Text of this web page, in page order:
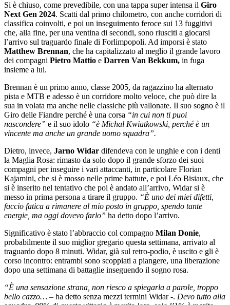
Si è chiuso, come prevedibile, con una tappa super intensa il Giro
Next Gen 2024. Scatti dal primo chilometro, con anche corridori di
classifica coinvolti, e poi un inseguimento feroce sui 13 fuggitivi
che, alla fine, per una ventina di secondi, sono riusciti a giocarsi
l’arrivo sul traguardo finale di Forlimpopoli. Ad imporsi è stato
Matthew Brennan, che ha capitalizzato al meglio il grande lavoro
dei compagni Pietro Mattio e Darren Van Bekkum, in fuga
insieme a lui.
Brennan è un primo anno, classe 2005, da ragazzino ha alternato
pista e MTB e adesso è un corridore molto veloce, che può dire la
sua in volata ma anche nelle classiche più vallonate. Il suo sogno è il
Giro delle Fiandre perché è una corsa “in cui non ti puoi
nascondere” e il suo idolo “è Michal Kwiatkowski, perché è un
vincente ma anche un grande uomo squadra”.
Dietro, invece, Jarno Widar difendeva con le unghie e con i denti
la Maglia Rosa: rimasto da solo dopo il grande sforzo dei suoi
compagni per inseguire i vari attaccanti, in particolare Florian
Kajamini, che si è mosso nelle prime battute, e poi Léo Bisiaux, che
si è inserito nel tentativo che poi è andato all’arrivo, Widar si è
messo in prima persona a tirare il gruppo. “È uno dei miei difetti,
faccio fatica a rimanere al mio posto in gruppo, spendo tante
energie, ma oggi dovevo farlo” ha detto dopo l’arrivo.
Significativo è stato l’abbraccio col compagno Milan Donie,
probabilmente il suo miglior gregario questa settimana, arrivato al
traguardo dopo 8 minuti. Widar, già sul retro-podio, è uscito e gli è
corso incontro: entrambi sono scoppiati a piangere, una liberazione
dopo una settimana di battaglie inseguendo il sogno rosa.
“È una sensazione strana, non riesco a spiegarla a parole, troppo
bello cazzo… – ha detto senza mezzi termini Widar -. Devo tutto alla